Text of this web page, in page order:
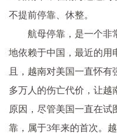
不提前停靠、休整。
航母停靠，是一个非
地依赖于中国，最近的用
且，越南对美国一直怀有
多万人的伤亡代价，让越
原因，尽管美国一直在试
靠，属于3年来的首次。